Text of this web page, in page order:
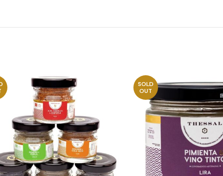
SOLD
OUT